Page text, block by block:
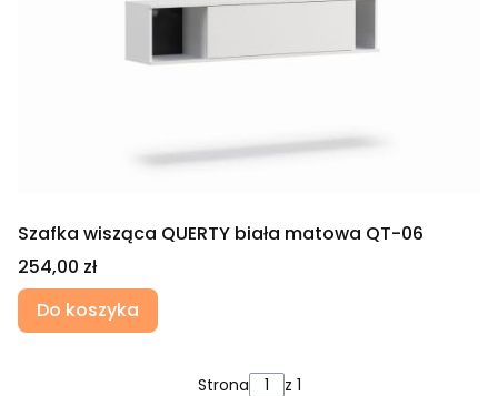
Szafka wisząca QUERTY biała matowa QT-06
Cena
254,00 zł
Do koszyka
Strona z 1